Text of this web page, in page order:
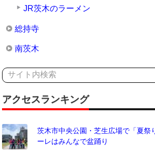
JR茨木のラーメン
総持寺
南茨木
アクセスランキング
茨木市中央公園・芝生広場で「夏祭
ーレはみんなで盆踊り